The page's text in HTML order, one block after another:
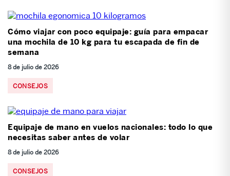
CONSEJOS
8 de julio de 2026
Cómo viajar con poco equipaje: guía para empacar
una mochila de 10 kg para tu escapada de fin de
semana
CONSEJOS
8 de julio de 2026
Equipaje de mano en vuelos nacionales: todo lo que
necesitas saber antes de volar